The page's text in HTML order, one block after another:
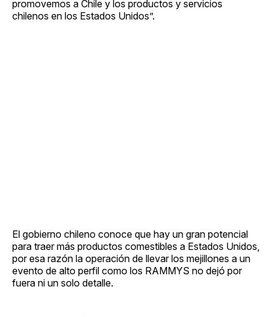
promovemos a Chile y los productos y servicios
chilenos en los Estados Unidos”.
El gobierno chileno conoce que hay un gran potencial
para traer más productos comestibles a Estados Unidos,
por esa razón la operación de llevar los mejillones a un
evento de alto perfil como los RAMMYS no dejó por
fuera ni un solo detalle.